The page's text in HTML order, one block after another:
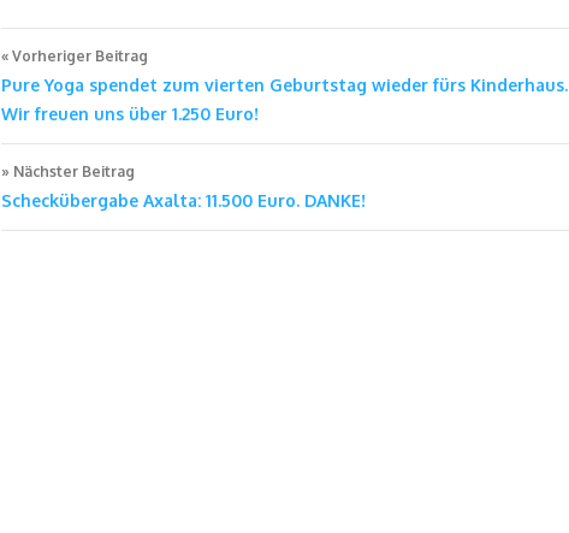
Beitragsnavigation
Vorheriger Beitrag
Pure Yoga spendet zum vierten Geburtstag wieder fürs Kinderhaus.
Wir freuen uns über 1.250 Euro!
Nächster Beitrag
Scheckübergabe Axalta: 11.500 Euro. DANKE!